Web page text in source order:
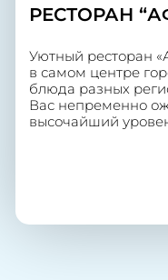
РЕСТОРАН
Уютный ресторан
в самом центре
блюда разных
Вас непременно
высочайший